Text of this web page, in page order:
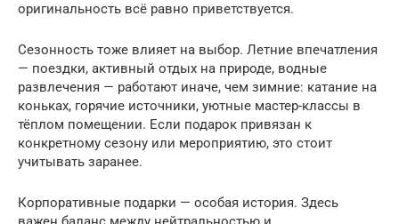
оригинальность всё равно приветствуется.
Сезонность тоже влияет на выбор. Летние впечатления
— поездки, активный отдых на природе, водные
развлечения — работают иначе, чем зимние: катание на
коньках, горячие источники, уютные мастер-классы в
тёплом помещении. Если подарок привязан к
конкретному сезону или мероприятию, это стоит
учитывать заранее.
Корпоративные подарки — особая история. Здесь